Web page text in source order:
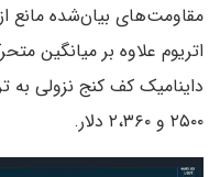
مقاومت‌های بیان‌شده مانع
۲۵۰۰ و ۲،۳۶۰ دلار.